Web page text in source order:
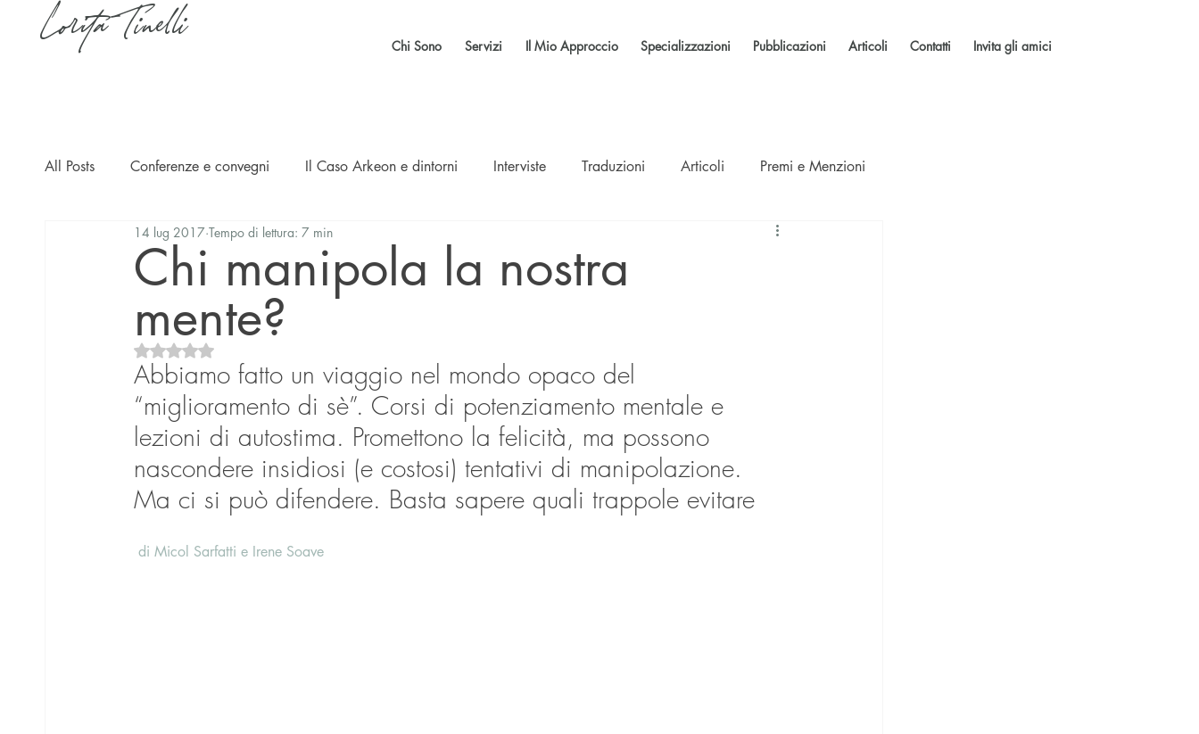
Lorita Tinelli Chi Sono Servizi Il Mio Approccio Specializzazioni Pubblicazioni Articoli Contatti Invita gli amici
All Posts Conferenze e convegni Il Caso Arkeon e dintorni Interviste Traduzioni Articoli Premi e Menzioni
Ripercussioni Articoli in inglese
Chi manipola la nostra
mente?
14 lug 2017 Tempo di lettura: 7 min
Valutazione NaN stelle su 5.
Abbiamo fatto un viaggio nel mondo opaco del
“miglioramento di sè”. Corsi di potenziamento mentale e
lezioni di autostima. Promettono la felicità, ma possono
nascondere insidiosi (e costosi) tentativi di manipolazione.
Ma ci si può difendere. Basta sapere quali trappole evitare
di Micol Sarfatti e Irene Soave